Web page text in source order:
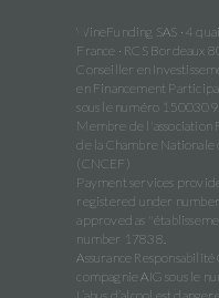
WineFunding SAS · 4
France · RCS Bordeaux
Conseiller en
en Financement
sous le numéro
Membre de l'association
de la Chambre Nationale
(CNCEF)
Payment services
registered under
approved as
number 17838.
Assurance
compagnie AIG sous le